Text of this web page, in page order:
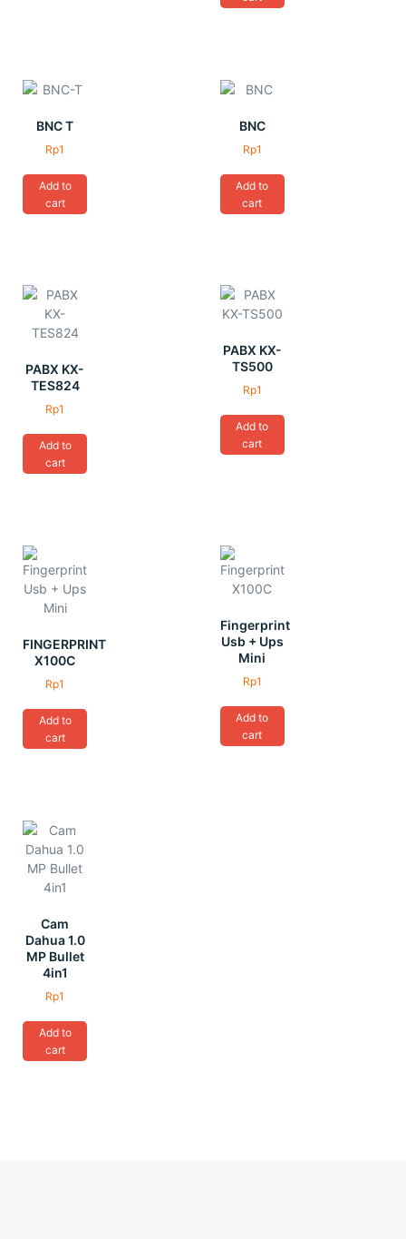
BNC T
Rp1
Add to
cart
BNC
Rp1
Add to
cart
PABX KX-
TES824
Rp1
Add to
cart
PABX KX-
TS500
Rp1
Add to
cart
FINGERPRINT
X100C
Rp1
Add to
cart
Fingerprint
Usb + Ups
Mini
Rp1
Add to
cart
Cam
Dahua 1.0
MP Bullet
4in1
Rp1
Add to
cart